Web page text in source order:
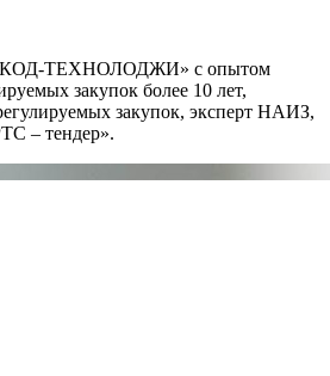
ТЕХНОЛОДЖИ» с опытом
закупок более 10 лет,
закупок, эксперт НАИЗ,
– тендер».